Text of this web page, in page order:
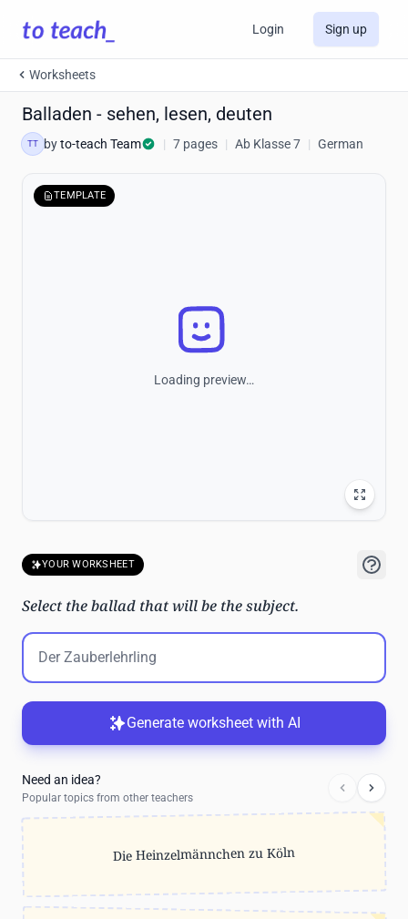
Login Sign up
Worksheets
Balladen - sehen, lesen, deuten
TT byto-teach Team | 7 pages | Ab Klasse 7 | German
TEMPLATE
Loading preview…
YOUR WORKSHEET
Select the ballad that will be the subject.
Generate worksheet with AI
Need an idea?
Popular topics from other teachers
Die Heinzelmännchen zu Köln